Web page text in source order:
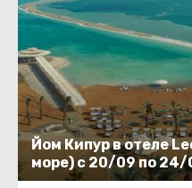
Йом Кипур в отеле
море) с 20/09 по 24/